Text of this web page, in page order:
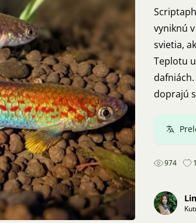
vyniknú
svietia,
Teplotu
doprajú
974